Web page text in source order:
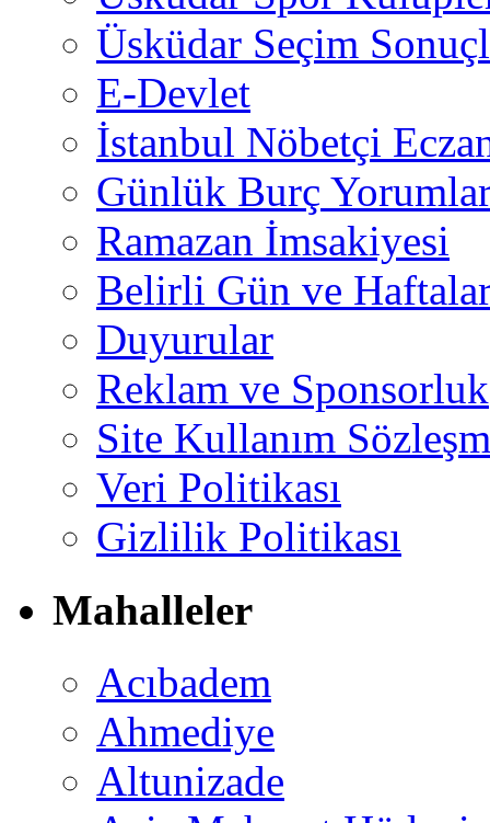
Üsküdar Seçim
E-Devlet
İstanbul Nöbetçi
Günlük Burç
Ramazan İmsakiyesi
Belirli Gün ve
Duyurular
Reklam ve Sponsorluk
Site Kullanım
Veri Politikası
Gizlilik Politikası
Mahalleler
Acıbadem
Ahmediye
Altunizade